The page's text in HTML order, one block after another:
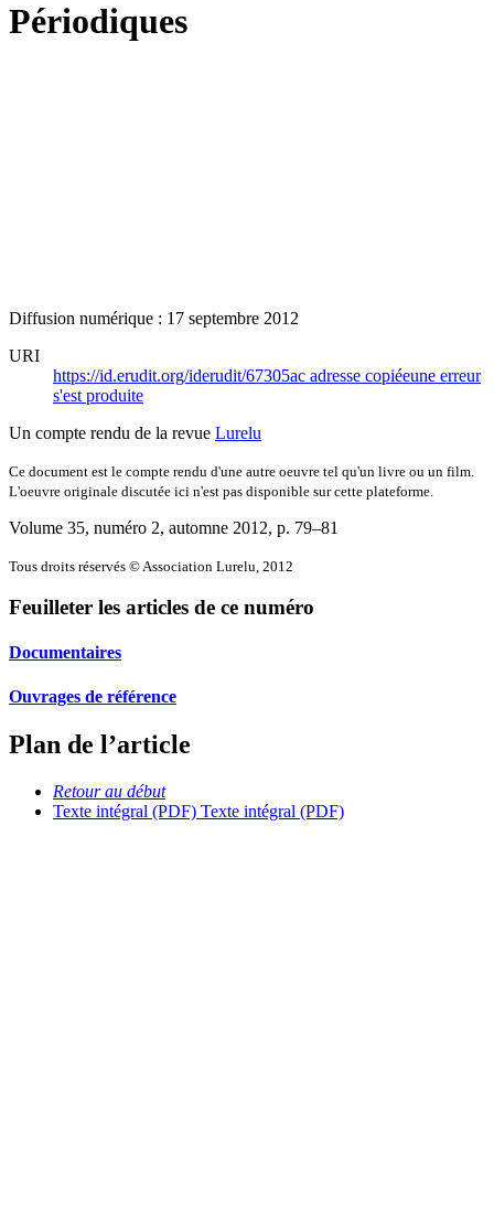
Périodiques
Diffusion numérique : 17 septembre 2012
URI
https://id.erudit.org/iderudit/67305ac adresse copiéeune erreur
s'est produite
Un compte rendu de la revue Lurelu
Ce document est le compte rendu d'une autre oeuvre tel qu'un livre ou un film.
L'oeuvre originale discutée ici n'est pas disponible sur cette plateforme.
Volume 35, numéro 2, automne 2012, p. 79–81
Tous droits réservés © Association Lurelu, 2012
Feuilleter les articles de ce numéro
Documentaires
Ouvrages de référence
Plan de l’article
Retour au début
Texte intégral (PDF) Texte intégral (PDF)